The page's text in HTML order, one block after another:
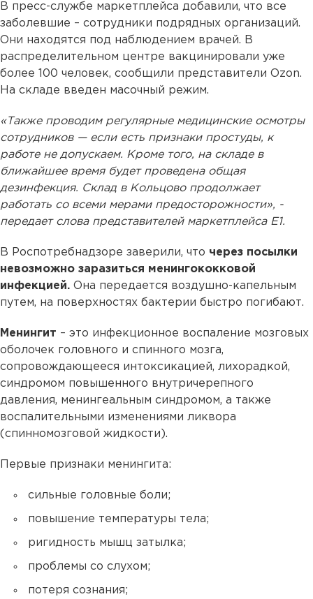
В пресс-службе маркетплейса добавили, что все
заболевшие – сотрудники подрядных организаций.
Они находятся под наблюдением врачей. В
распределительном центре вакцинировали уже
более 100 человек, сообщили представители Ozon.
На складе введен масочный режим.
«Также проводим регулярные медицинские осмотры
сотрудников — если есть признаки простуды, к
работе не допускаем. Кроме того, на складе в
ближайшее время будет проведена общая
дезинфекция. Склад в Кольцово продолжает
работать со всеми мерами предосторожности», -
передает слова представителей маркетплейса Е1.
В Роспотребнадзоре заверили, что через посылки
невозможно заразиться менингококковой
инфекцией. Она передается воздушно-капельным
путем, на поверхностях бактерии быстро погибают.
Менингит – это инфекционное воспаление мозговых
оболочек головного и спинного мозга,
сопровождающееся интоксикацией, лихорадкой,
синдромом повышенного внутричерепного
давления, менингеальным синдромом, а также
воспалительными изменениями ликвора
(спинномозговой жидкости).
Первые признаки менингита:
сильные головные боли;
повышение температуры тела;
ригидность мышц затылка;
проблемы со слухом;
потеря сознания;